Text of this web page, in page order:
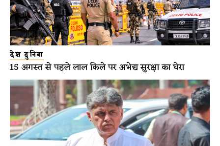
देश दुनिया
15 अगस्त से पहले लाल किले पर अभेद्य सुरक्षा का घेरा